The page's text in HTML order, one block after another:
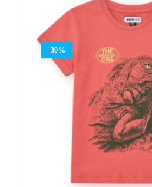
-30%